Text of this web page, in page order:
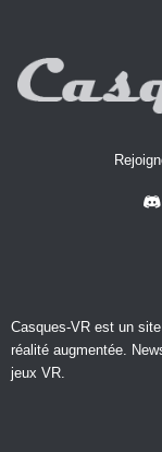
Casques-VR est un
réalité augmentée.
jeux VR.